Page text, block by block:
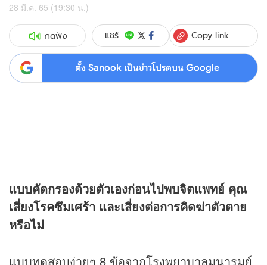
28 มี.ค. 65 (19:30 น.)
กดฟัง แชร์ Copy link
ตั้ง Sanook เป็นข่าวโปรดบน Google
แบบคัดกรองด้วยตัวเองก่อนไปพบจิตแพทย์ คุณ
เสี่ยงโรคซึมเศร้า และเสี่ยงต่อการคิดฆ่าตัวตาย
หรือไม่
แบบทดสอบง่ายๆ 8 ข้อจากโรงพยาบาลมนารมย์